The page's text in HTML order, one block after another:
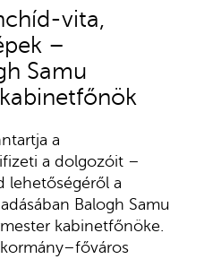
vita,
–
Samu
a
a dolgozóit –
lehetőségéről a
Balogh Samu
kabinetfőnöke.